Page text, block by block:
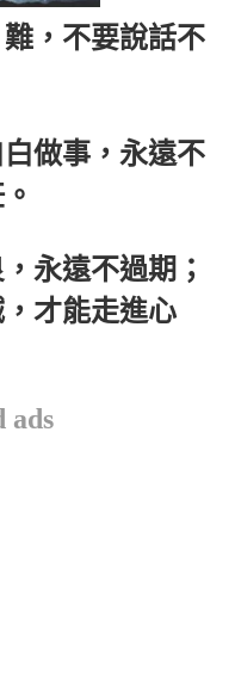
，不要說話不
做事，永遠不
永遠不過期；
才能走進心
ads